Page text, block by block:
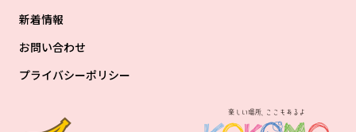
新着情報
お問い合わせ
プライバシーポリシー